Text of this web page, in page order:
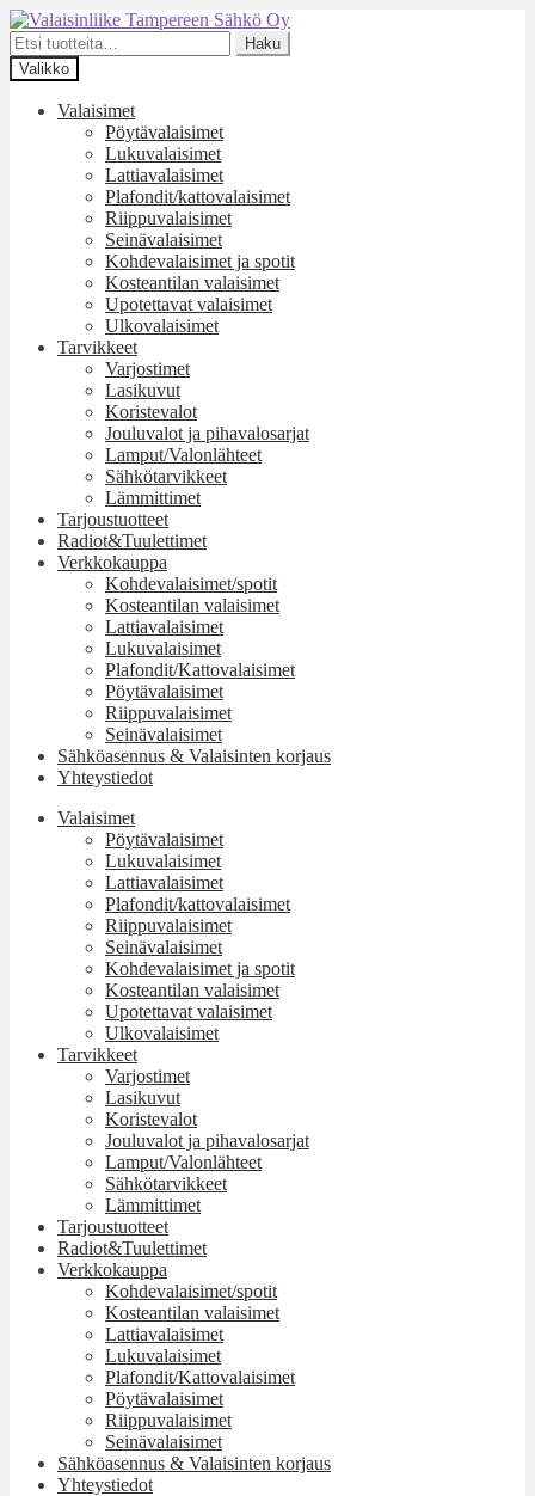
Siirry
navigointiin
Siirry
sisältöön
Etsi:
Haku
Valikko
Valaisimet
Pöytävalaisimet
Lukuvalaisimet
Lattiavalaisimet
Plafondit/kattovalaisimet
Riippuvalaisimet
Seinävalaisimet
Kohdevalaisimet ja spotit
Kosteantilan valaisimet
Upotettavat valaisimet
Ulkovalaisimet
Tarvikkeet
Varjostimet
Lasikuvut
Koristevalot
Jouluvalot ja pihavalosarjat
Lamput/Valonlähteet
Sähkötarvikkeet
Lämmittimet
Tarjoustuotteet
Radiot&Tuulettimet
Verkkokauppa
Kohdevalaisimet/spotit
Kosteantilan valaisimet
Lattiavalaisimet
Lukuvalaisimet
Plafondit/Kattovalaisimet
Pöytävalaisimet
Riippuvalaisimet
Seinävalaisimet
Sähköasennus & Valaisinten korjaus
Yhteystiedot
Valaisimet
Pöytävalaisimet
Lukuvalaisimet
Lattiavalaisimet
Plafondit/kattovalaisimet
Riippuvalaisimet
Seinävalaisimet
Kohdevalaisimet ja spotit
Kosteantilan valaisimet
Upotettavat valaisimet
Ulkovalaisimet
Tarvikkeet
Varjostimet
Lasikuvut
Koristevalot
Jouluvalot ja pihavalosarjat
Lamput/Valonlähteet
Sähkötarvikkeet
Lämmittimet
Tarjoustuotteet
Radiot&Tuulettimet
Verkkokauppa
Kohdevalaisimet/spotit
Kosteantilan valaisimet
Lattiavalaisimet
Lukuvalaisimet
Plafondit/Kattovalaisimet
Pöytävalaisimet
Riippuvalaisimet
Seinävalaisimet
Sähköasennus & Valaisinten korjaus
Yhteystiedot